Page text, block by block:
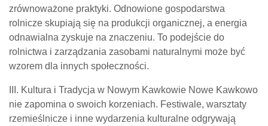
zrównoważone praktyki. Odnowione gospodarstwa
rolnicze skupiają się na produkcji organicznej, a energia
odnawialna zyskuje na znaczeniu. To podejście do
rolnictwa i zarządzania zasobami naturalnymi może być
wzorem dla innych społeczności.
III. Kultura i Tradycja w Nowym Kawkowie Nowe Kawkowo
nie zapomina o swoich korzeniach. Festiwale, warsztaty
rzemieślnicze i inne wydarzenia kulturalne odgrywają